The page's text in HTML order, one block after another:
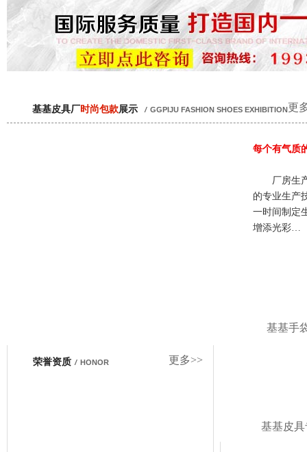
更
基基皮具厂时尚包款展示 / GGPIJU FASHION SHOES EXHIBITION
每个有气质
厂房生
的专业生产
一时间制定
增添光彩…
基基手
基基皮
更多>>
荣誉资质 / HONOR